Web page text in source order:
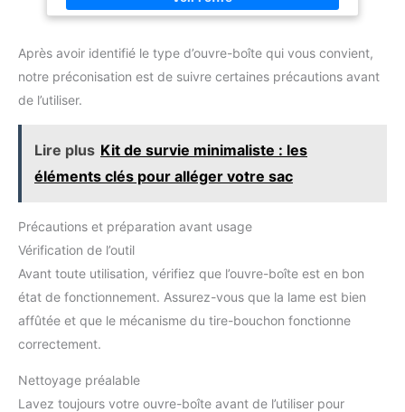
disponibilité pour une utilisation
régulière. Cet ouvre-boîte
x 9,5 x 14 cm et pèse 1 kg. Ce
décapsuleur permet de retirer
les bouchons en métal des
excellent ajout aux listes de
mariage.
polyvalent: Ouvre les boîtes rondes, carrées ou ovales
camping ou pour cuisiner sans effort. Parfait pour parents,
Après avoir identifié le type d’ouvre-boîte qui vous convient,
notre préconisation est de suivre certaines précautions avant
de l’utiliser.
Lire plus Kit de survie minimaliste : les
éléments clés pour alléger votre sac
Précautions et préparation avant usage
Vérification de l’outil
Avant toute utilisation, vérifiez que l’ouvre-boîte est en bon
état de fonctionnement. Assurez-vous que la lame est bien
affûtée et que le mécanisme du tire-bouchon fonctionne
correctement.
Nettoyage préalable
Lavez toujours votre ouvre-boîte avant de l’utiliser pour